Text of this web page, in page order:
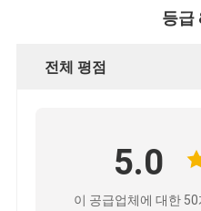
등급
전체 평점
5.0
이 공급업체에 대한